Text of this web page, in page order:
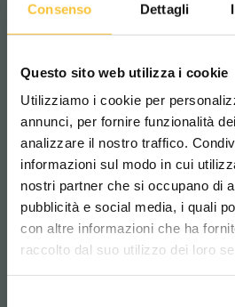
Consenso Dettagli
Questo sito web utilizza i cookie
Utilizziamo i cookie per
annunci, per fornire funzionalità
analizzare il nostro traffico.
informazioni sul modo in cui
nostri partner che si occupano di
pubblicità e social media, i quali
con altre informazioni che ha
raccolto dal suo utilizzo dei loro
Scegli il paese in cui
lingua per una